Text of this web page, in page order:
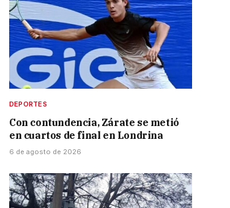
DEPORTES
Con contundencia, Zárate se metió
en cuartos de final en Londrina
6 de agosto de 2026